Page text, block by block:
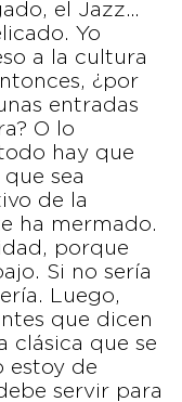
el Jazz…
Yo
a la cultura
¿por
entradas
O lo
hay que
sea
de la
ha mermado.
porque
Si no sería
Luego,
que dicen
clásica que se
estoy de
servir para